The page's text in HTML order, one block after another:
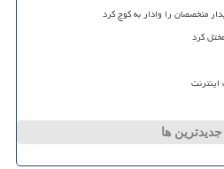
متخصصان را وادار به کوچ کرد
کرد
اینترنت
جدیدترین ها